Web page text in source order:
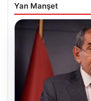
Yan Manşet